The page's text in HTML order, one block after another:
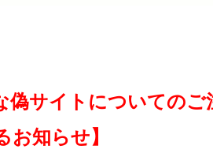
偽サイトについてのご
お知らせ】